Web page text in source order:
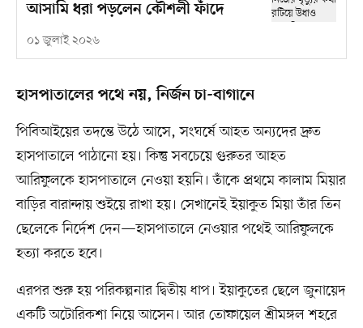
আসামি ধরা পড়লেন কৌশলী ফাঁদে
০১ জুলাই ২০২৬
হাসপাতালের পথে নয়, নির্জন চা-বাগানে
পিবিআইয়ের তদন্তে উঠে আসে, সংঘর্ষে আহত অন্যদের দ্রুত
হাসপাতালে পাঠানো হয়। কিন্তু সবচেয়ে গুরুতর আহত
আরিফুলকে হাসপাতালে নেওয়া হয়নি। তাঁকে প্রথমে কালাম মিয়ার
বাড়ির বারান্দায় শুইয়ে রাখা হয়। সেখানেই ইয়াকুত মিয়া তাঁর তিন
ছেলেকে নির্দেশ দেন—হাসপাতালে নেওয়ার পথেই আরিফুলকে
হত্যা করতে হবে।
এরপর শুরু হয় পরিকল্পনার দ্বিতীয় ধাপ। ইয়াকুতের ছেলে জুনায়েদ
একটি অটোরিকশা নিয়ে আসেন। আর তোফায়েল শ্রীমঙ্গল শহরে